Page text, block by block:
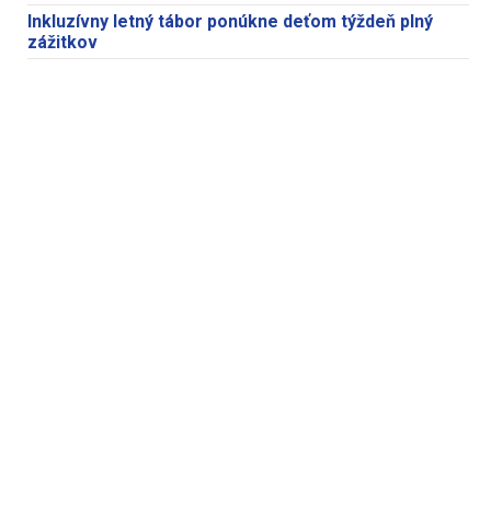
Inkluzívny letný tábor ponúkne deťom týždeň plný
zážitkov